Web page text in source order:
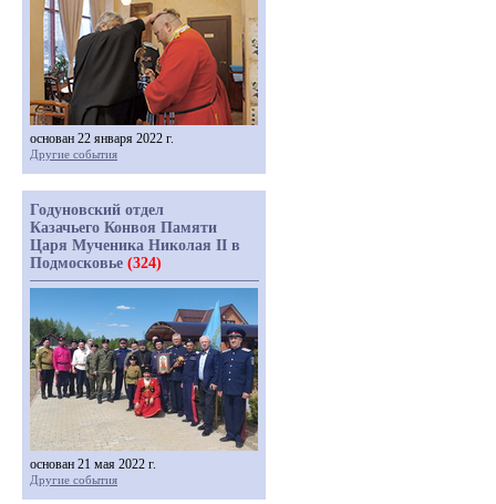
основан 22 января 2022 г.
Другие события
Годуновский отдел
Казачьего Конвоя Памяти
Царя Мученика Николая II в
Подмосковье (324)
основан 21 мая 2022 г.
Другие события